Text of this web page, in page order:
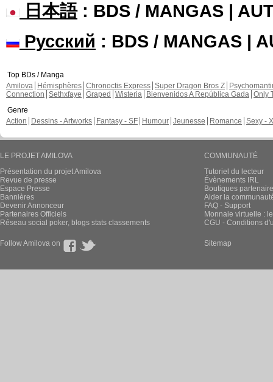
日本語: BDS / MANGAS |
Русский : BDS / MANGAS |
Top BDs / Manga
Amilova
Hémisphères Chronoctis Express Super Dragon Bros Z
Connection Sethxfaye Graped Wisteria Bienvenidos A República Gada Only
Genre
Action
Dessins - Artworks Fantasy - SF Humour Jeunesse Romance Sexy -
LE PROJET AMILOVA
Présentation du projet Amilova
Revue de presse
Espace Presse
Bannières
Devenir Annonceur
Partenaires Officiels
Réseau social poker, blogs stats classements
COMMUNAUTÉ
Tutoriel du lecteur
Évènements IRL
Boutiques
Aider la
FAQ - Support
Monnaie virtuelle :
CGU - Conditions
Follow Amilova on Sitemap